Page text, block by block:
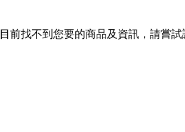
前找不到您要的商品及資訊，請嘗試